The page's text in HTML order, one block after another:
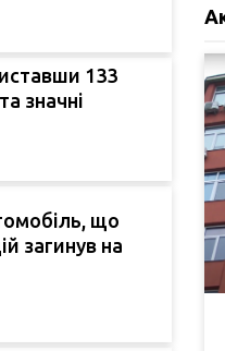
133
значні
що
загинув на